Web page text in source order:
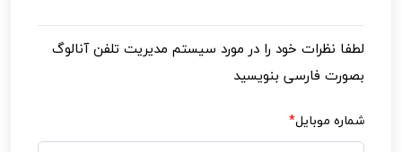
لطفا نظرات خود را در مورد سیستم مدیریت تلفن آنالوگ
بصورت فارسی بنویسید
شماره موبایل*